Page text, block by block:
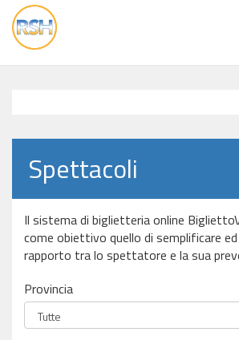
vai
alla
Spettacoli
Il sistema di biglietteria online
come obiettivo quello di semplificare
rapporto tra lo spettatore e la sua
Provincia